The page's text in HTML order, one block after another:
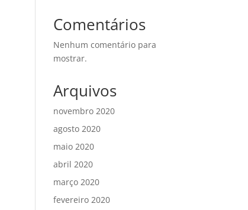
Comentários
Nenhum comentário para
mostrar.
Arquivos
novembro 2020
agosto 2020
maio 2020
abril 2020
março 2020
fevereiro 2020